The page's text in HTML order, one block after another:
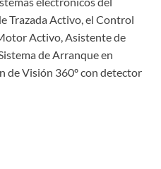
Trazada Activo, el Control
Activo, Asistente de
de Arranque en
de Visión 360º con detector